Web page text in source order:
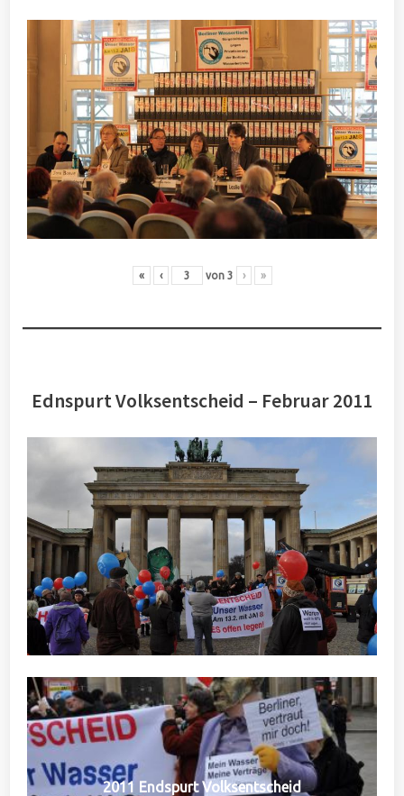
« ‹ von 3 › »
Ednspurt Volksentscheid – Februar 2011
2011 Endspurt Volksentscheid